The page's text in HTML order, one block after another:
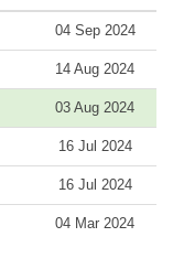
04 Sep 2024
14 Aug 2024
03 Aug 2024
16 Jul 2024
16 Jul 2024
04 Mar 2024